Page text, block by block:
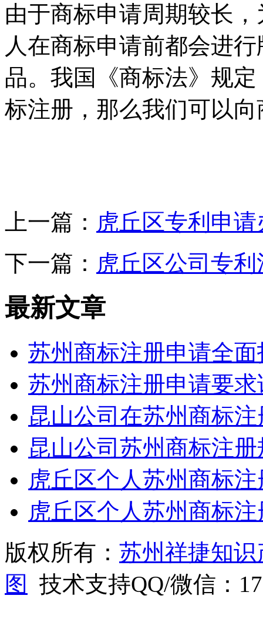
由于商标申请周期较长
人在商标申请前都会进
品。我国《商标法》规
标注册，那么我们可以
上一篇： 虎丘区专利申
下一篇： 虎丘区公司专
最新文章
苏州商标注册申请全面
苏州商标注册申请要求
昆山公司在苏州商标
昆山公司苏州商标注
虎丘区个人苏州商标
虎丘区个人苏州商标
版权所有： 苏州祥捷知
图
技术支持QQ/微信：